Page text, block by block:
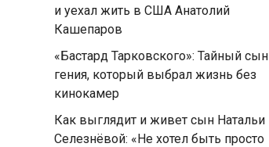
и уехал жить в США Анатолий
Кашепаров
«Бастард Тарковского»: Тайный сын
гения, который выбрал жизнь без
кинокамер
Как выглядит и живет сын Натальи
Селезнёвой: «Не хотел быть просто